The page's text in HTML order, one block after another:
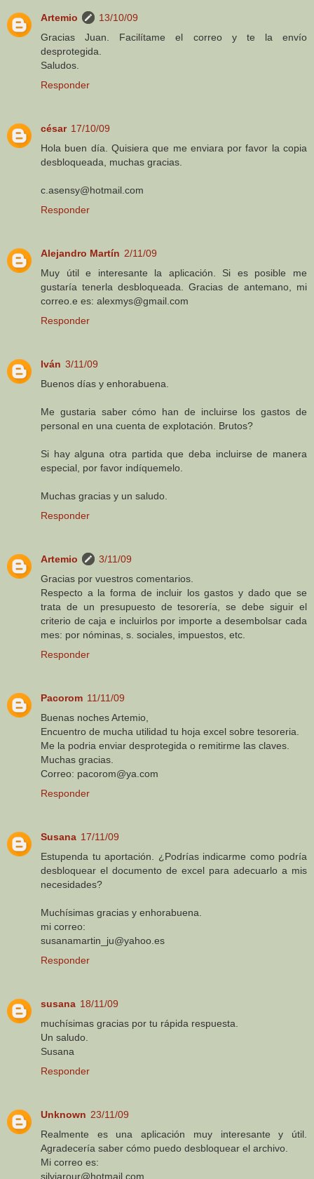
Artemio
13/10/09
Gracias Juan. Facilítame el correo y te la envío
desprotegida.
Saludos.
Responder
césar 17/10/09
Hola buen día. Quisiera que me enviara por favor la copia
desbloqueada, muchas gracias.
c.asensy@hotmail.com
Responder
Alejandro Martín 2/11/09
Muy útil e interesante la aplicación. Si es posible me
gustaría tenerla desbloqueada. Gracias de antemano, mi
correo.e es: alexmys@gmail.com
Responder
Iván 3/11/09
Buenos días y enhorabuena.
Me gustaria saber cómo han de incluirse los gastos de
personal en una cuenta de explotación. Brutos?
Si hay alguna otra partida que deba incluirse de manera
especial, por favor indíquemelo.
Muchas gracias y un saludo.
Responder
Artemio
3/11/09
Gracias por vuestros comentarios.
Respecto a la forma de incluir los gastos y dado que se
trata de un presupuesto de tesorería, se debe siguir el
criterio de caja e incluirlos por importe a desembolsar cada
mes: por nóminas, s. sociales, impuestos, etc.
Responder
Pacorom 11/11/09
Buenas noches Artemio,
Encuentro de mucha utilidad tu hoja excel sobre tesoreria.
Me la podria enviar desprotegida o remitirme las claves.
Muchas gracias.
Correo: pacorom@ya.com
Responder
Susana 17/11/09
Estupenda tu aportación. ¿Podrías indicarme como podría
desbloquear el documento de excel para adecuarlo a mis
necesidades?
Muchísimas gracias y enhorabuena.
mi correo:
susanamartin_ju@yahoo.es
Responder
susana 18/11/09
muchísimas gracias por tu rápida respuesta.
Un saludo.
Susana
Responder
Unknown 23/11/09
Realmente es una aplicación muy interesante y útil.
Agradecería saber cómo puedo desbloquear el archivo.
Mi correo es:
silviarour@hotmail.com